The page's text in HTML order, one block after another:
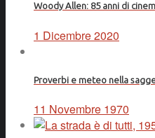
Woody Allen: 85 anni di
1 Dicembre 2020
Proverbi e meteo nella
11 Novembre 1970